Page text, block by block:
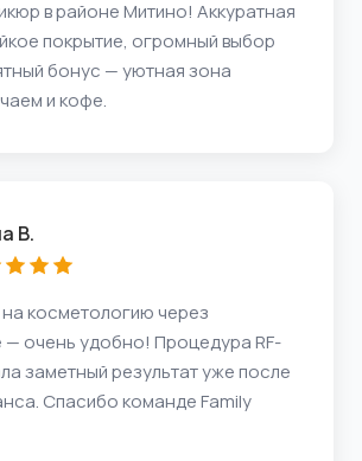
в районе Митино! Аккуратная
покрытие, огромный выбор
бонус — уютная зона
и кофе.
В.
косметологию через
очень удобно! Процедура RF-
заметный результат уже после
Спасибо команде Family